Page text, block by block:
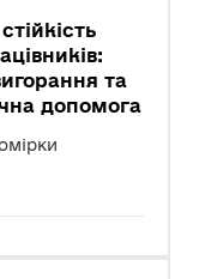
та
допомога